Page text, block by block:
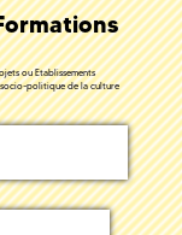
ou Etablissements
socio-politique de la culture